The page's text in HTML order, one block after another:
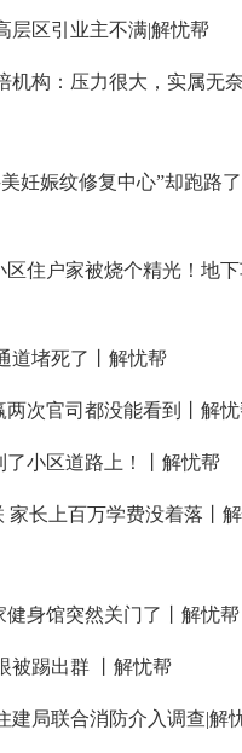
层区引业主不满|解忧帮
机构：压力很大，实属无
妊娠纹修复中心”却跑路
住户家被烧个精光！地
道堵死了丨解忧帮
次官司都没能看到丨解
小区道路上！丨解忧帮
家长上百万学费没着落丨
身馆突然关门了丨解忧帮
被踢出群 丨解忧帮
建局联合消防介入调查|解